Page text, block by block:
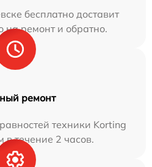
бесплатно доставит
на ремонт и обратно.
ремонт
техники Korting
в течение 2 часов.